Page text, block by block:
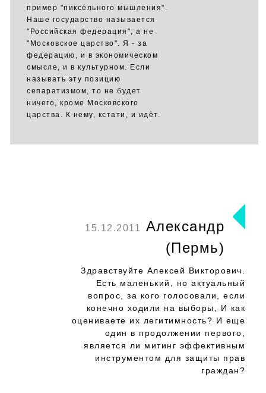
пример "пиксельного мышления".
Наше государство называется
"Российская федерация", а не
"Московское царство". Я - за
федерацию, и в экономическом
смысле, и в культурном. Если
называть эту позицию
сепаратизмом, то не будет
ничего, кроме Московского
царства. К нему, кстати, и идёт.
15.12.2011
Александр
(Пермь)
Здравствуйте Алексей Викторович.
Есть маленький, но актуальный
вопрос, за кого голосовали, если
конечно ходили на выборы, И как
оцениваете их легитимность? И еще
один в продолжении первого,
является ли митинг эффективным
инструментом для защиты прав
граждан?